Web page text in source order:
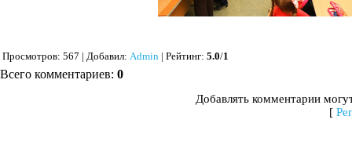
Просмотров: 567 | Добавил: Admin | Рейтинг: 5.0/1
Всего комментариев: 0
Добавлять комментарии
[